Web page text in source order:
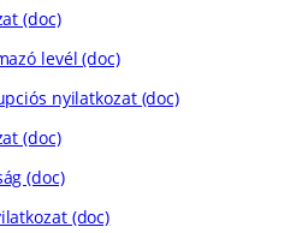
(doc)
levél (doc)
nyilatkozat (doc)
(doc)
(doc)
(doc)